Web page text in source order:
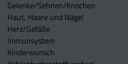
Gelenke/Sehnen/Knochen
Haut, Haare und Nägel
Herz/Gefäße
Immunsystem
Kinderwunsch